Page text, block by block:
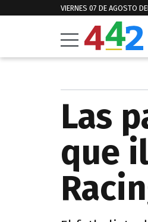
VIERNES 07 DE AGOSTO
Las
que